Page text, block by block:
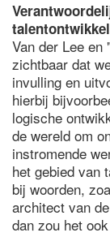
Van der Lee en
zichtbaar dat
invulling en
hierbij
logische
de wereld om
instromende
het gebied van
bij woorden,
architect van
dan zou het